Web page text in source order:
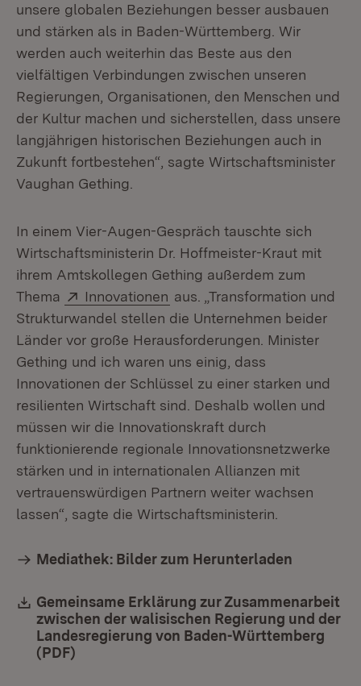
unsere globalen Beziehungen besser ausbauen
und stärken als in Baden-Württemberg. Wir
werden auch weiterhin das Beste aus den
vielfältigen Verbindungen zwischen unseren
Regierungen, Organisationen, den Menschen und
der Kultur machen und sicherstellen, dass unsere
langjährigen historischen Beziehungen auch in
Zukunft fortbestehen“, sagte Wirtschaftsminister
Vaughan Gething.
In einem Vier-Augen-Gespräch tauschte sich
Wirtschaftsministerin Dr. Hoffmeister-Kraut mit
ihrem Amtskollegen Gething außerdem zum
Thema
Extern:
Innovationen (Öffnet in neuem Fenster)
aus. „Transformation und
Strukturwandel stellen die Unternehmen beider
Länder vor große Herausforderungen. Minister
Gething und ich waren uns einig, dass
Innovationen der Schlüssel zu einer starken und
resilienten Wirtschaft sind. Deshalb wollen und
müssen wir die Innovationskraft durch
funktionierende regionale Innovationsnetzwerke
stärken und in internationalen Allianzen mit
vertrauenswürdigen Partnern weiter wachsen
lassen“, sagte die Wirtschaftsministerin.
Mediathek: Bilder zum Herunterladen
Download:
Gemeinsame Erklärung zur Zusammenarbeit
zwischen der walisischen Regierung und der
Landesregierung von Baden-Württemberg
(PDF)